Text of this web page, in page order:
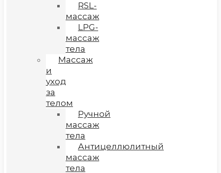
RSL-
массаж
LPG-
массаж
тела
Массаж
и
уход
за
телом
Ручной
массаж
тела
Антицеллюлитный
массаж
тела